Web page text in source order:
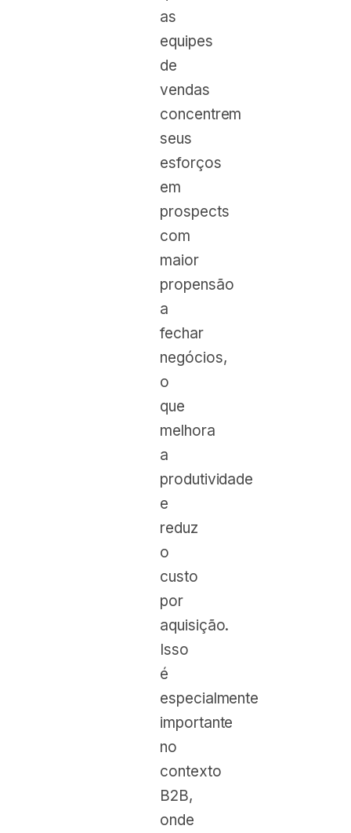
as
equipes
de
vendas
concentrem
seus
esforços
em
prospects
com
maior
propensão
a
fechar
negócios,
o
que
melhora
a
produtividade
e
reduz
o
custo
por
aquisição.
Isso
é
especialmente
importante
no
contexto
B2B,
onde